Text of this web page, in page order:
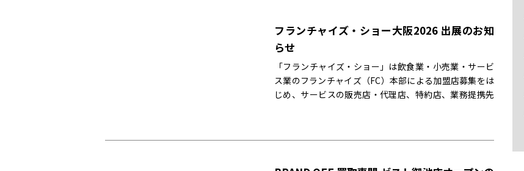
フランチャイズ・ショー大阪2026 出展のお知
らせ
「フランチャイズ・ショー」は飲食業・小売業・サービ
ス業のフランチャイズ（FC）本部による加盟店募集をは
じめ、サービスの販売店・代理店、特約店、業務提携先